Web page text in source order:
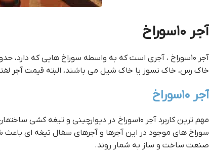
آجر ۱۰سوراخ
آجر ۱۰سوراخ ، آجری است که به واسطه سوراخ هایی که دارد، حدود ۲۵% حجم آن کاهش یافته است. مواد اولیه سازنده این آجرها
خاک رس، خاک نسوز یا خاک شیل می باشند، البته قیمت آجر
آجر ۱۰سوراخ
مهم ترین کاربرد آجر ۱۰سوراخ در دیوارچینی و تیغه کشی ساختمان ها می باشد و از این نظر عملکردی مشابه آجر تیغه ای دارد.
سوراخ های موجود در این آجرها و آجرهای سفال تیغه ای باعث
صنعت ساخت و ساز به شمار روند.